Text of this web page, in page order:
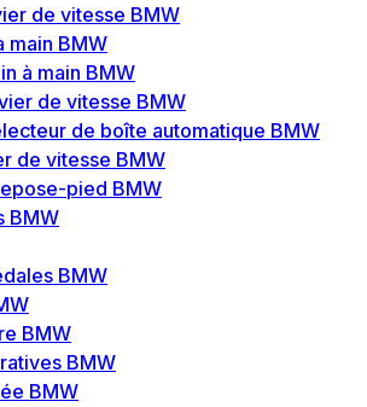
de vitesse BMW
main BMW
à main BMW
de vitesse BMW
de boîte automatique BMW
de vitesse BMW
pied BMW
BMW
BMW
BMW
BMW
BMW